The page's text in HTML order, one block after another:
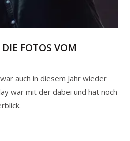
FOTOS VOM
auch in diesem Jahr wieder
war mit der dabei und hat noch